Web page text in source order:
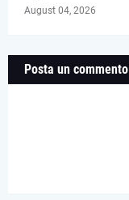
August 04, 2026
Posta un commento